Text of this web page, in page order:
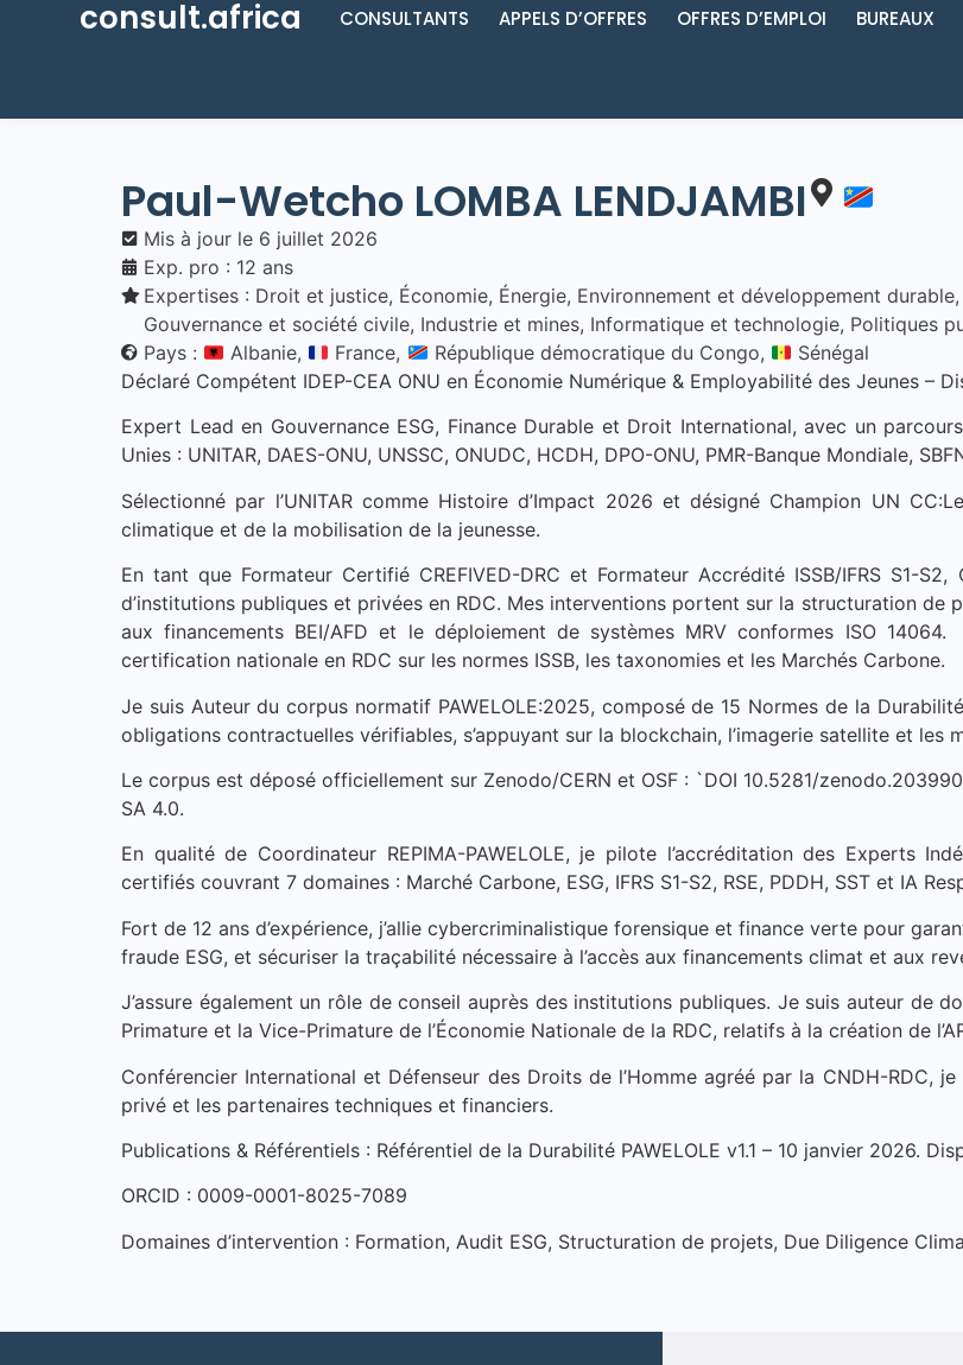
consult.africa CONSULTANTS APPELS D’OFFRES OFFRES D’EMPLOI BUREAUX
Paul-Wetcho LOMBA LENDJAMBI
Mis à jour le 6 juillet 2026
Exp. pro : 12 ans
Expertises : Droit et justice, Économie, Énergie, Environnement et développement durable,
Gouvernance et société civile, Industrie et mines, Informatique et technologie, Politiques
Pays :
Albanie, France, République démocratique du Congo,
Sénégal
Déclaré Compétent IDEP-CEA ONU en Économie Numérique & Employabilité des Jeunes –
Expert Lead en Gouvernance ESG, Finance Durable et Droit International, avec un
Unies : UNITAR, DAES-ONU, UNSSC, ONUDC, HCDH, DPO-ONU, PMR-Banque Mondiale,
Sélectionné par l’UNITAR comme Histoire d’Impact 2026 et désigné Champion UN
climatique et de la mobilisation de la jeunesse.
En tant que Formateur Certifié CREFIVED-DRC et Formateur Accrédité ISSB/IFRS S1-
d’institutions publiques et privées en RDC. Mes interventions portent sur la structuration de
aux financements BEI/AFD et le déploiement de systèmes MRV conformes ISO
certification nationale en RDC sur les normes ISSB, les taxonomies et les Marchés Carbone.
Je suis Auteur du corpus normatif PAWELOLE:2025, composé de 15 Normes de la
obligations contractuelles vérifiables, s’appuyant sur la blockchain, l’imagerie satellite et les
Le corpus est déposé officiellement sur Zenodo/CERN et OSF : `DOI 10.5281/
SA 4.0.
En qualité de Coordinateur REPIMA-PAWELOLE, je pilote l’accréditation des Experts
certifiés couvrant 7 domaines : Marché Carbone, ESG, IFRS S1-S2, RSE, PDDH, SST et IA
Fort de 12 ans d’expérience, j’allie cybercriminalistique forensique et finance verte pour
fraude ESG, et sécuriser la traçabilité nécessaire à l’accès aux financements climat et aux
J’assure également un rôle de conseil auprès des institutions publiques. Je suis auteur de
Primature et la Vice-Primature de l’Économie Nationale de la RDC, relatifs à la création de
Conférencier International et Défenseur des Droits de l’Homme agréé par la CNDH-RDC,
privé et les partenaires techniques et financiers.
Publications & Référentiels : Référentiel de la Durabilité PAWELOLE v1.1 – 10 janvier 2026.
ORCID : 0009-0001-8025-7089
Domaines d’intervention : Formation, Audit ESG, Structuration de projets, Due Diligence